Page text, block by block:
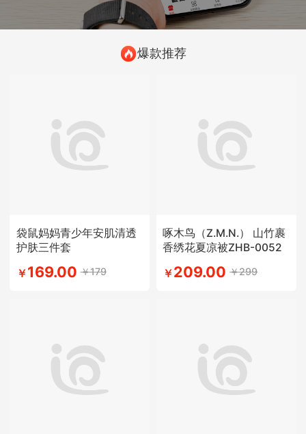
爆款推荐
袋鼠妈妈青少年安肌清透
护肤三件套
￥169.00 ￥179
啄木鸟（Z.M.N.） 山竹裹
香绣花夏凉被ZHB-0052
￥209.00 ￥299